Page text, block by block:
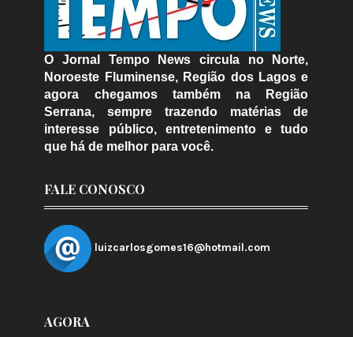
O Jornal Tempo News circula no Norte,
Noroeste Fluminense, Região dos Lagos e
agora chegamos também na Região
Serrana, sempre trazendo matérias de
interesse público, entretenimento e tudo
que há de melhor para você.
FALE CONOSCO
luizcarlosgomes16@hotmail.com
AGORA